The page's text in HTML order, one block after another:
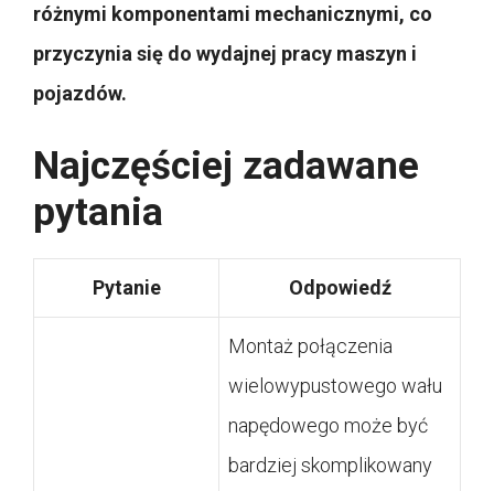
różnymi komponentami mechanicznymi, co
przyczynia się do wydajnej pracy maszyn i
pojazdów.
Najczęściej zadawane
pytania
Pytanie Odpowiedź
Montaż połączenia
wielowypustowego wału
napędowego może być
bardziej skomplikowany